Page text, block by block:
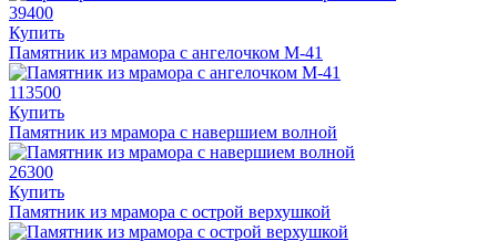
39400
Купить
Памятник из мрамора с ангелочком М-41
113500
Купить
Памятник из мрамора с навершием волной
26300
Купить
Памятник из мрамора с острой верхушкой